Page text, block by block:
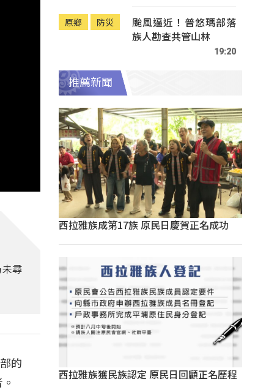
尋
的
原鄉 防災
颱風逼近！普悠瑪部落
族人勘查共管山林
19:20
推薦新聞
西拉雅族成第17族 原民日慶賀正名成功
西拉雅族獲民族認定 原民日回顧正名歷程